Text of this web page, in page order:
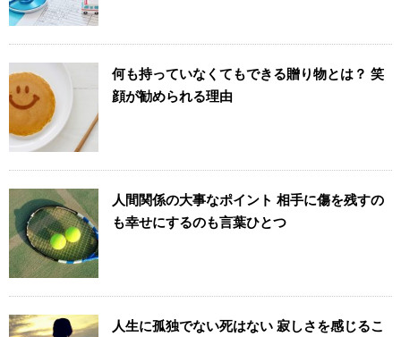
何も持っていなくてもできる贈り物とは？ 笑
顔が勧められる理由
人間関係の大事なポイント 相手に傷を残すの
も幸せにするのも言葉ひとつ
人生に孤独でない死はない 寂しさを感じるこ